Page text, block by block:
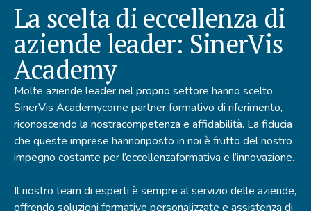
La scelta di eccellenza di
aziende leader: SinerVis
Academy
Molte aziende leader nel proprio settore hanno scelto
SinerVis Academycome partner formativo di riferimento,
riconoscendo la nostracompetenza e affidabilità. La fiducia
che queste imprese hannoriposto in noi è frutto del nostro
impegno costante per l’eccellenzaformativa e l’innovazione.
Il nostro team di esperti è sempre al servizio delle aziende,
offrendo soluzioni formative personalizzate e assistenza di